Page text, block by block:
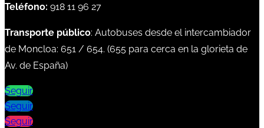
Teléfono: 918 11 96 27
Transporte público: Autobuses desde el intercambiador
de Moncloa: 651 / 654. (655 para cerca en la glorieta de
Av. de España)
Seguir
Seguir
Seguir